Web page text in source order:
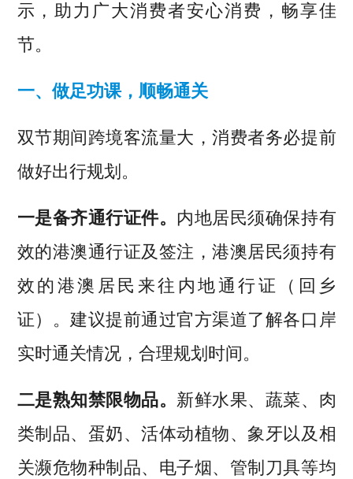
示，助力广大消费者安心消费，畅享佳
节。
一、做足功课，顺畅通关
双节期间跨境客流量大，消费者务必提前
做好出行规划。
一是备齐通行证件。 内地居民须确保持有
效的港澳通行证及签注，港澳居民须持有
效的港澳居民来往内地通行证（回乡
证）。建议提前通过官方渠道了解各口岸
实时通关情况，合理规划时间。
二是熟知禁限物品。 新鲜水果、蔬菜、肉
类制品、蛋奶、活体动植物、象牙以及相
关濒危物种制品、电子烟、管制刀具等均